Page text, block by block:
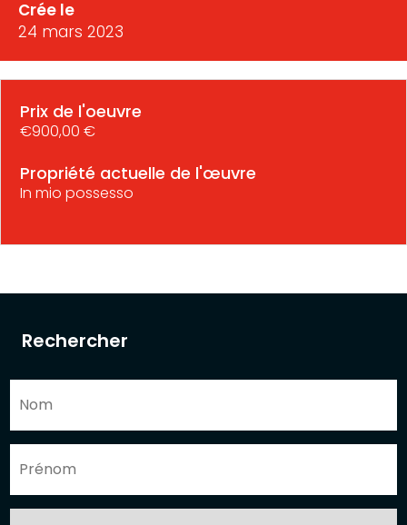
Rechercher
Crée le
24 mars 2023
Prix de l'oeuvre
€900,00 €
Propriété actuelle de l'œuvre
In mio possesso